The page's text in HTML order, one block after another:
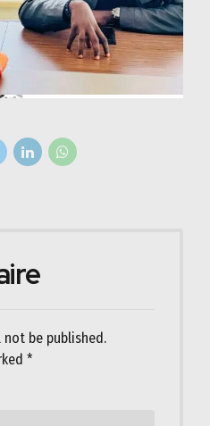
not be published.
*